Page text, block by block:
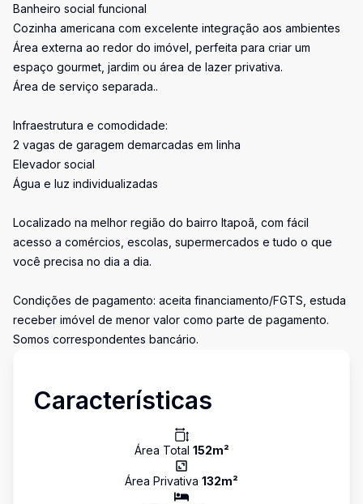
Banheiro social funcional
Cozinha americana com excelente integração aos ambientes
Área externa ao redor do imóvel, perfeita para criar um
espaço gourmet, jardim ou área de lazer privativa.
Área de serviço separada..
Infraestrutura e comodidade:
2 vagas de garagem demarcadas em linha
Elevador social
Água e luz individualizadas
Localizado na melhor região do bairro Itapoã, com fácil
acesso a comércios, escolas, supermercados e tudo o que
você precisa no dia a dia.
Condições de pagamento: aceita financiamento/FGTS, estuda
receber imóvel de menor valor como parte de pagamento.
Somos correspondentes bancário.
Características
Área Total 152m²
Área Privativa 132m²